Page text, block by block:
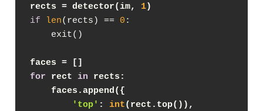
rects = detector(im, 1)
if
len(rects) == 0 :
exit()
faces = []
for rect in rects:
faces.append({
'top' : int(rect.top()),